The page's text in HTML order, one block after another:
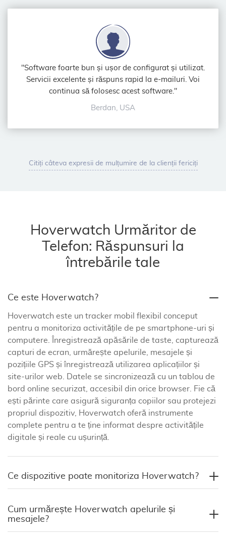
"Software foarte bun și ușor de configurat și utilizat.
Servicii excelente și răspuns rapid la e-mailuri. Voi
continua să folosesc acest software."
Berdan, USA
Citiți câteva expresii de mulțumire de la clienții fericiți
Hoverwatch Urmăritor de
Telefon: Răspunsuri la
întrebările tale
Ce este Hoverwatch?
Hoverwatch este un tracker mobil flexibil conceput
pentru a monitoriza activitățile de pe smartphone-uri și
computere. Înregistrează apăsările de taste, capturează
capturi de ecran, urmărește apelurile, mesajele și
pozițiile GPS și înregistrează utilizarea aplicațiilor și
site-urilor web. Datele se sincronizează cu un tablou de
bord online securizat, accesibil din orice browser. Fie că
ești părinte care asigură siguranța copiilor sau protejezi
propriul dispozitiv, Hoverwatch oferă instrumente
complete pentru a te ține informat despre activitățile
digitale și reale cu ușurință.
Ce dispozitive poate monitoriza Hoverwatch?
Cum urmărește Hoverwatch apelurile și
mesajele?